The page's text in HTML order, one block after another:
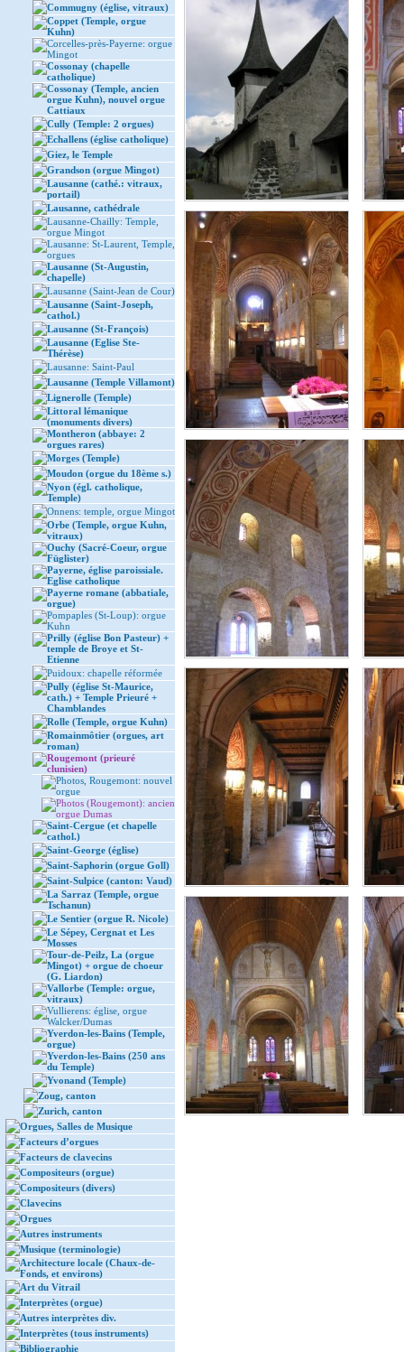
Commugny (église, vitraux)
Coppet (Temple, orgue
Kuhn)
Corcelles-près-Payerne: orgue
Mingot
Cossonay (chapelle
catholique)
Cossonay (Temple, ancien
orgue Kuhn), nouvel orgue
Cattiaux
Cully (Temple: 2 orgues)
Echallens (église catholique)
Giez, le Temple
Grandson (orgue Mingot)
Lausanne (cathé.: vitraux,
portail)
Lausanne, cathédrale
Lausanne-Chailly: Temple,
orgue Mingot
Lausanne: St-Laurent, Temple,
orgues
Lausanne (St-Augustin,
chapelle)
Lausanne (Saint-Jean de Cour)
Lausanne (Saint-Joseph,
cathol.)
Lausanne (St-François)
Lausanne (Eglise Ste-
Thérèse)
Lausanne: Saint-Paul
Lausanne (Temple Villamont)
Lignerolle (Temple)
Littoral lémanique
(monuments divers)
Montheron (abbaye: 2
orgues rares)
Morges (Temple)
Moudon (orgue du 18ème s.)
Nyon (égl. catholique,
Temple)
Onnens: temple, orgue Mingot
Orbe (Temple, orgue Kuhn,
vitraux)
Ouchy (Sacré-Coeur, orgue
Füglister)
Payerne, église paroissiale.
Eglise catholique
Payerne romane (abbatiale,
orgue)
Pompaples (St-Loup): orgue
Kuhn
Prilly (église Bon Pasteur) +
temple de Broye et St-
Etienne
Puidoux: chapelle réformée
Pully (église St-Maurice,
cath.) + Temple Prieuré +
Chamblandes
Rolle (Temple, orgue Kuhn)
Romainmôtier (orgues, art
roman)
Rougemont (prieuré
clunisien)
Photos, Rougemont: nouvel
orgue
Photos (Rougemont): ancien
orgue Dumas
Saint-Cergue (et chapelle
cathol.)
Saint-George (église)
Saint-Saphorin (orgue Goll)
Saint-Sulpice (canton: Vaud)
La Sarraz (Temple, orgue
Tschanun)
Le Sentier (orgue R. Nicole)
Le Sépey, Cergnat et Les
Mosses
Tour-de-Peilz, La (orgue
Mingot) + orgue de choeur
(G. Liardon)
Vallorbe (Temple: orgue,
vitraux)
Vullierens: église, orgue
Walcker/Dumas
Yverdon-les-Bains (Temple,
orgue)
Yverdon-les-Bains (250 ans
du Temple)
Yvonand (Temple)
Zoug, canton
Zurich, canton
Orgues, Salles de Musique
Facteurs d’orgues
Facteurs de clavecins
Compositeurs (orgue)
Compositeurs (divers)
Clavecins
Orgues
Autres instruments
Musique (terminologie)
Architecture locale (Chaux-de-
Fonds, et environs)
Art du Vitrail
Interprètes (orgue)
Autres interprètes div.
Interprètes (tous instruments)
Bibliographie